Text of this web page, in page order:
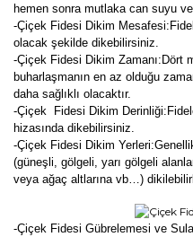
hemen sonra mutlaka can suyu
-Çiçek Fidesi Dikim
olacak şekilde dikebilirsiniz.
-Çiçek Fidesi Dikim Zamanı:Dört
buharlaşmanın en az olduğu
daha sağlıklı olacaktır.
-Çiçek Fidesi Dikim
hizasında dikebilirsiniz.
-Çiçek Fidesi Dikim
(güneşli, gölgeli, yarı gölgeli
veya ağaç altlarına vb…)
-Çiçek Fidesi Gübrelemesi ve